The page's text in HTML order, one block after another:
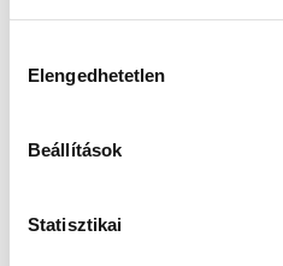
kiválasztása
Elengedhetetlen
Beállítások
Statisztikai
loadingwww.bicapp.hu
(see